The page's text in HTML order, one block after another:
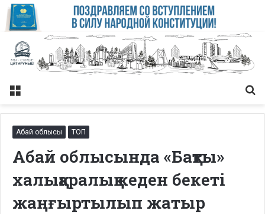
Меню
Абай облысы ТОП
Абай облысында «Бақты»
халықаралық кеден бекеті
жаңғыртылып жатыр